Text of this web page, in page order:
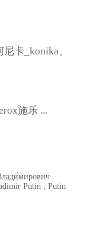
尼卡_konika、
施乐 ...
Putin ; Putin